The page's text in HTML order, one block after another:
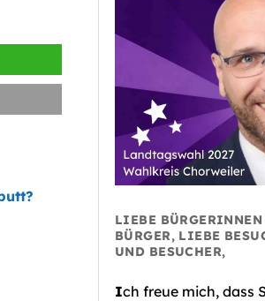
LIEBE
BÜRGER, LIEBE
UND BESUCHER,
Ich freue mich, dass